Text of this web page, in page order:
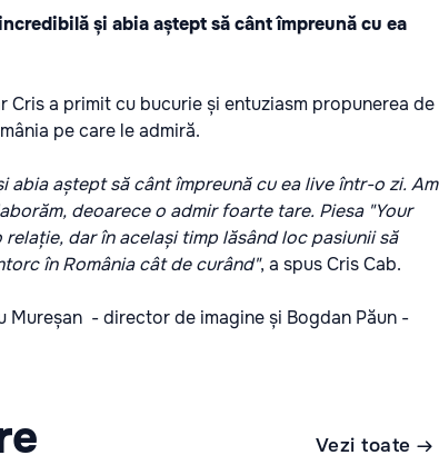
și abia aștept să cânt împreună cu ea
a primit cu bucurie și entuziasm propunerea de
pe care le admiră.
aștept să cânt împreună cu ea live într-o zi. Am
deoarece o admir foarte tare. Piesa "Your
dar în același timp lăsând loc pasiunii să
în România cât de curând", a spus Cris Cab.
- director de imagine și Bogdan Păun -
Vezi toate